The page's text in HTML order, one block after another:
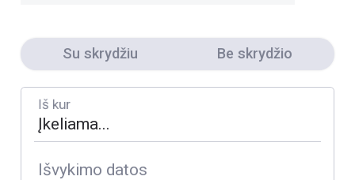
Su skrydžiu Be skrydžio
Iš kur
Išvykimo datos